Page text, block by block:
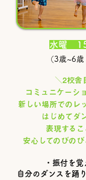
水曜
（3歳~6
＼2校舎
コミュニケーシ
新しい場所でのレ
はじめてダ
表現するこ
安心してのびのび
・振付を覚
自分のダンスを踊